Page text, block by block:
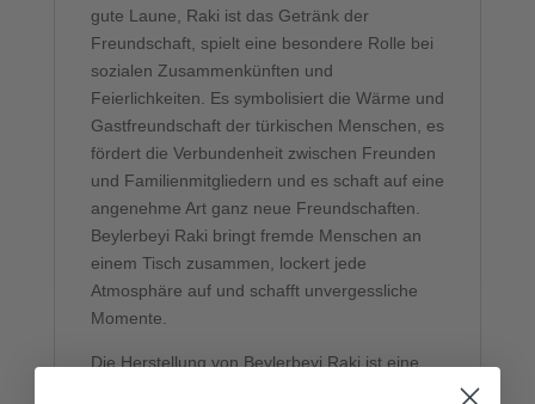
gute Laune, Raki ist das Getränk der
Freundschaft, spielt eine besondere Rolle bei
sozialen Zusammenkünften und
Feierlichkeiten. Es symbolisiert die Wärme und
Gastfreundschaft der türkischen Menschen, es
fördert die Verbundenheit zwischen Freunden
und Familienmitgliedern und es schaft auf eine
angenehme Art ganz neue Freundschaften.
Beylerbeyi Raki bringt fremde Menschen an
einem Tisch zusammen, lockert jede
Atmosphäre auf und schafft unvergessliche
Momente.
Die Herstellung von Beylerbeyi Raki ist eine